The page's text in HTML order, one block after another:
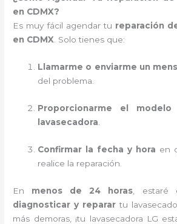
en CDMX?
Es muy fácil agendar tu reparación
en CDMX. Solo tienes que:
Llamarme o enviarme un
del problema.
Proporcionarme el
lavasecadora
Confirmar la fecha y hora en
realice la reparación.
En menos de 24 horas , estaré
diagnosticar y reparar tu
más demoras, ¡tu lavasecadora LG